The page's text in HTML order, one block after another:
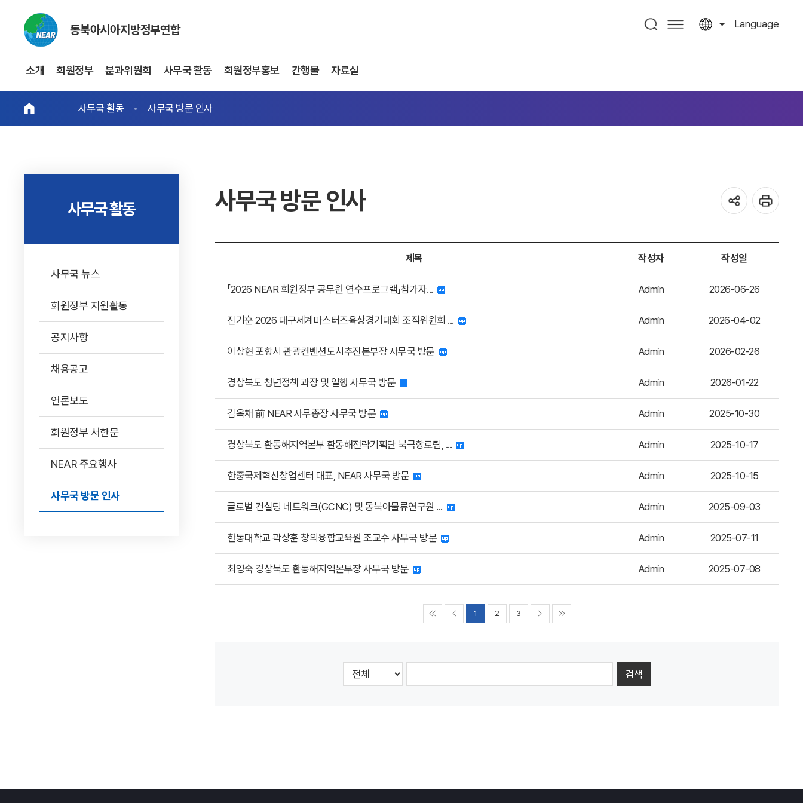
동북아시아지방정부연합 Language
소개 회원정부 분과위원회 사무국 활동 회원정부홍보 간행물 자료실
사무국 활동 사무국 방문 인사
사무국 활동
사무국 뉴스
회원정부 지원활동
공지사항
채용공고
언론보도
회원정부 서한문
NEAR 주요행사
사무국 방문 인사
사무국 방문 인사
제목 작성자 작성일
「2026 NEAR 회원정부 공무원 연수프로그램」참가자... Admin 2026-06-26
진기훈 2026 대구세계마스터즈육상경기대회 조직위원회 ... Admin 2026-04-02
이상현 포항시 관광컨벤션도시추진본부장 사무국 방문 Admin 2026-02-26
경상북도 청년정책 과장 및 일행 사무국 방문 Admin 2026-01-22
김옥채 前 NEAR 사무총장 사무국 방문 Admin 2025-10-30
경상북도 환동해지역본부 환동해전략기획단 북극항로팀, ... Admin 2025-10-17
한중국제혁신창업센터 대표, NEAR 사무국 방문 Admin 2025-10-15
글로벌 컨실팅 네트워크(GCNC) 및 동북아물류연구원 ... Admin 2025-09-03
한동대학교 곽상훈 창의융합교육원 조교수 사무국 방문 Admin 2025-07-11
최영숙 경상북도 환동해지역본부장 사무국 방문 Admin 2025-07-08
1 2 3
검색